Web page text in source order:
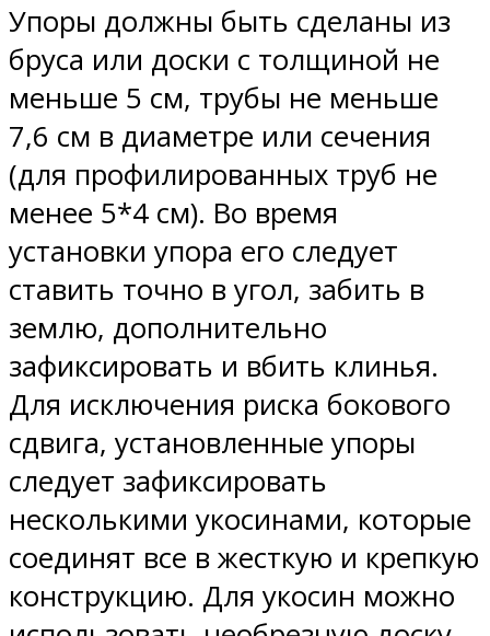
Упоры должны быть сделаны из
бруса или доски с толщиной не
меньше 5 см, трубы не меньше
7,6 см в диаметре или сечения
(для профилированных труб не
менее 5*4 см). Во время
установки упора его следует
ставить точно в угол, забить в
землю, дополнительно
зафиксировать и вбить клинья.
Для исключения риска бокового
сдвига, установленные упоры
следует зафиксировать
несколькими укосинами, которые
соединят все в жесткую и крепкую
конструкцию. Для укосин можно